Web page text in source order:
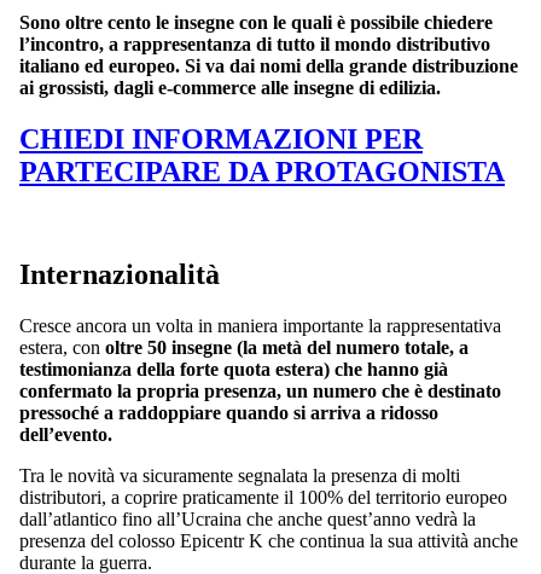
Sono oltre cento le insegne con le quali è possibile chiedere
l’incontro, a rappresentanza di tutto il mondo distributivo
italiano ed europeo. Si va dai nomi della grande distribuzione
ai grossisti, dagli e-commerce alle insegne di edilizia.
CHIEDI INFORMAZIONI PER
PARTECIPARE DA PROTAGONISTA
Internazionalità
Cresce ancora un volta in maniera importante la rappresentativa
estera, con oltre 50 insegne (la metà del numero totale, a
testimonianza della forte quota estera) che hanno già
confermato la propria presenza, un numero che è destinato
pressoché a raddoppiare quando si arriva a ridosso
dell’evento.
Tra le novità va sicuramente segnalata la presenza di molti
distributori, a coprire praticamente il 100% del territorio europeo
dall’atlantico fino all’Ucraina che anche quest’anno vedrà la
presenza del colosso Epicentr K che continua la sua attività anche
durante la guerra.